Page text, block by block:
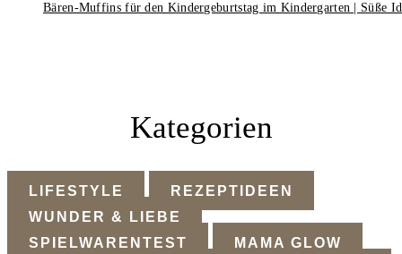
Bären-Muffins für den Kindergeburtstag im Kindergarten | Süße
Kategorien
LIFESTYLE
REZEPTIDEEN
WUNDER & LIEBE
SPIELWARENTEST
MAMA GLOW